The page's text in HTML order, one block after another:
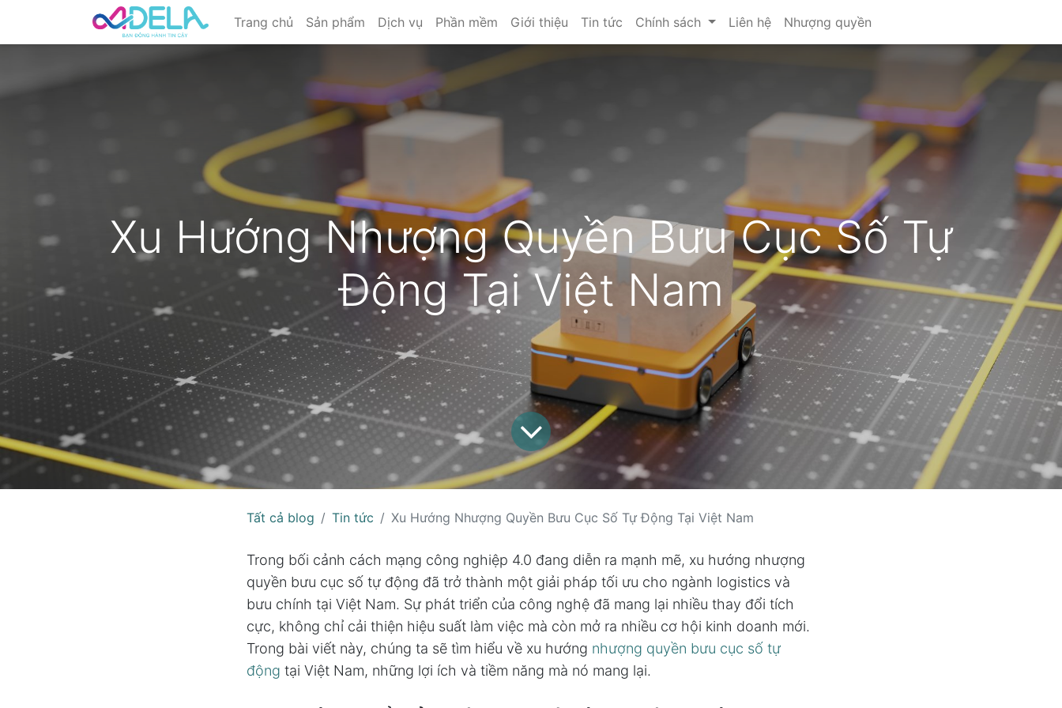
Trang chủ Sản phẩm Dịch vụ Phần mềm Giới thiệu Tin tức Chính sách Liên hệ Nhượng quyền
Xu Hướng Nhượng Quyền Bưu Cục Số Tự
Động Tại Việt Nam
Tất cả blog Tin tức Xu Hướng Nhượng Quyền Bưu Cục Số Tự Động Tại Việt Nam
Trong bối cảnh cách mạng công nghiệp 4.0 đang diễn ra mạnh mẽ, xu hướng nhượng
quyền bưu cục số tự động đã trở thành một giải pháp tối ưu cho ngành logistics và
bưu chính tại Việt Nam. Sự phát triển của công nghệ đã mang lại nhiều thay đổi tích
cực, không chỉ cải thiện hiệu suất làm việc mà còn mở ra nhiều cơ hội kinh doanh mới.
Trong bài viết này, chúng ta sẽ tìm hiểu về xu hướng nhượng quyền bưu cục số tự
động tại Việt Nam, những lợi ích và tiềm năng mà nó mang lại.